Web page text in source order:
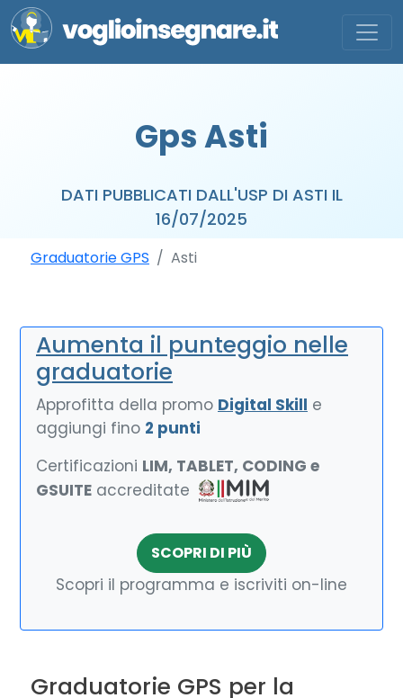
Gps Asti
DATI PUBBLICATI DALL'USP DI ASTI IL
16/07/2025
Graduatorie GPS Asti
Aumenta il punteggio nelle
graduatorie
Approfitta della promo Digital Skill e
aggiungi fino 2 punti
Certificazioni LIM, TABLET, CODING e
GSUITE accreditate
SCOPRI DI PIÙ
Scopri il programma e iscriviti on-line
Graduatorie GPS per la